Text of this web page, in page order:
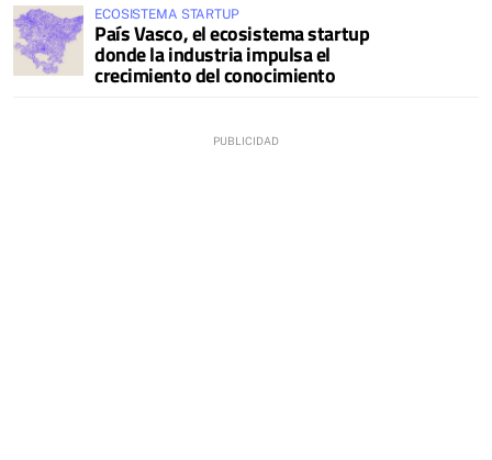
ECOSISTEMA STARTUP
País Vasco, el ecosistema startup
donde la industria impulsa el
crecimiento del conocimiento